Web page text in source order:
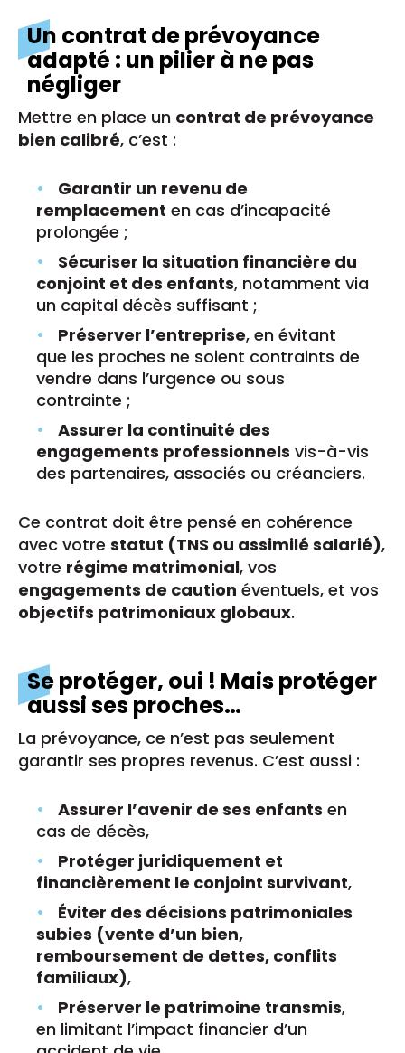
Un contrat de prévoyance
adapté : un pilier à ne pas
négliger
Mettre en place un contrat de prévoyance
bien calibré, c’est :
Garantir un revenu de
remplacement en cas d’incapacité
prolongée ;
Sécuriser la situation financière du
conjoint et des enfants, notamment via
un capital décès suffisant ;
Préserver l’entreprise, en évitant
que les proches ne soient contraints de
vendre dans l’urgence ou sous
contrainte ;
Assurer la continuité des
engagements professionnels vis-à-vis
des partenaires, associés ou créanciers.
Ce contrat doit être pensé en cohérence
avec votre statut (TNS ou assimilé salarié),
votre régime matrimonial, vos
engagements de caution éventuels, et vos
objectifs patrimoniaux globaux.
Se protéger, oui ! Mais protéger
aussi ses proches…
La prévoyance, ce n’est pas seulement
garantir ses propres revenus. C’est aussi :
Assurer l’avenir de ses enfants en
cas de décès,
Protéger juridiquement et
financièrement le conjoint survivant,
Éviter des décisions patrimoniales
subies (vente d’un bien,
remboursement de dettes, conflits
familiaux),
Préserver le patrimoine transmis,
en limitant l’impact financier d’un